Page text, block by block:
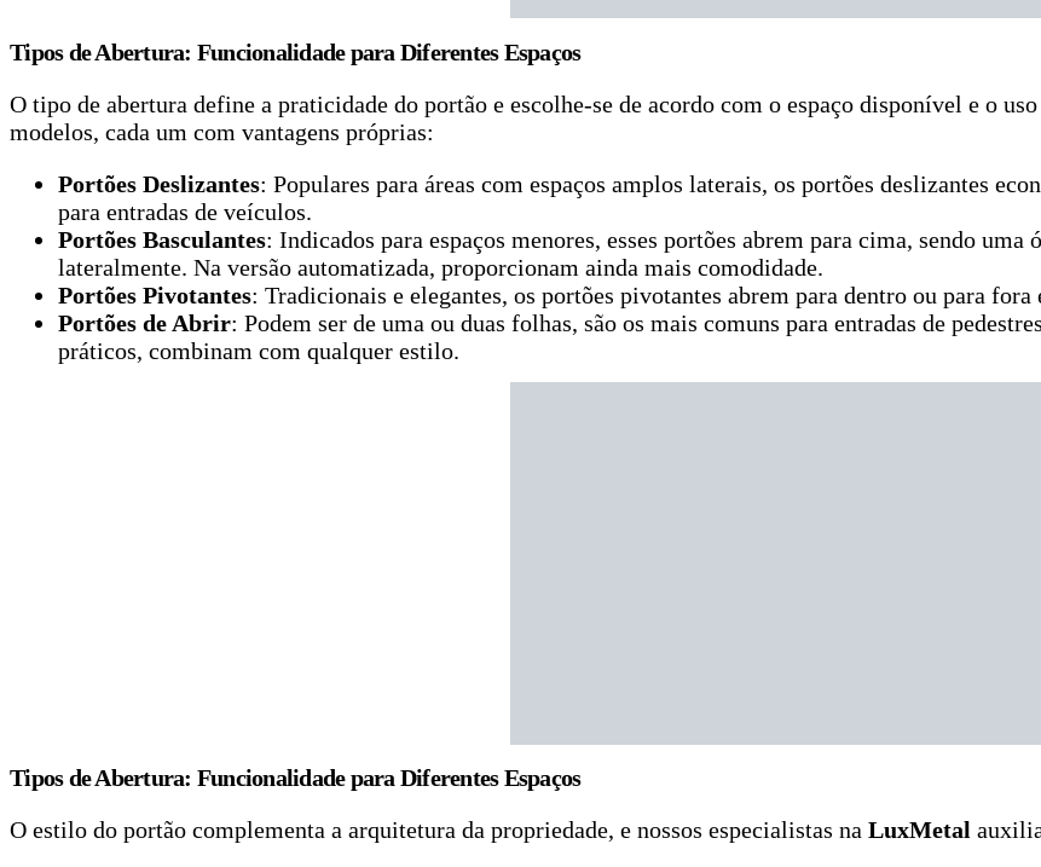
Tipos de Abertura: Funcionalidade para Diferentes Espaços
O tipo de abertura define a praticidade do portão e escolhe-se de acordo com o espaço disponível e o uso
modelos, cada um com vantagens próprias:
Portões Deslizantes: Populares para áreas com espaços amplos laterais, os portões deslizantes
para entradas de veículos.
Portões Basculantes: Indicados para espaços menores, esses portões abrem para cima, sendo
lateralmente. Na versão automatizada, proporcionam ainda mais comodidade.
Portões Pivotantes: Tradicionais e elegantes, os portões pivotantes abrem para dentro ou para
Portões de Abrir: Podem ser de uma ou duas folhas, são os mais comuns para entradas de
práticos, combinam com qualquer estilo.
Tipos de Abertura: Funcionalidade para Diferentes Espaços
O estilo do portão complementa a arquitetura da propriedade, e nossos especialistas na LuxMetal